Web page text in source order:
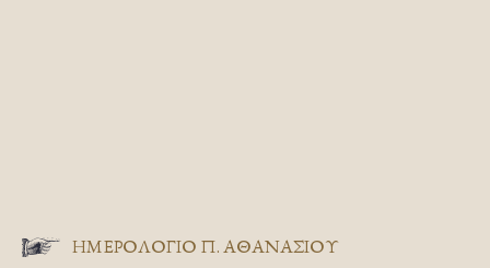
ΗΜΕΡΟΛΟΓΙΟ Π. ΑΘΑΝΑΣΙΟΥ